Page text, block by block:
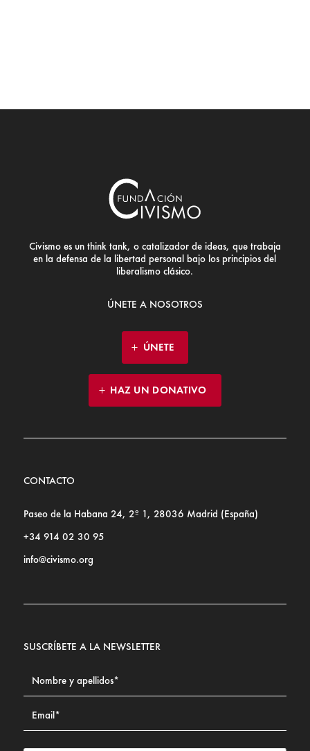
Civismo es un think tank, o catalizador de ideas, que trabaja
en la defensa de la libertad personal bajo los principios del
liberalismo clásico.
ÚNETE A NOSOTROS
ÚNETE
HAZ UN DONATIVO
CONTACTO
Paseo de la Habana 24, 2º 1, 28036 Madrid (España)
+34 914 02 30 95
info@civismo.org
SUSCRÍBETE A LA NEWSLETTER